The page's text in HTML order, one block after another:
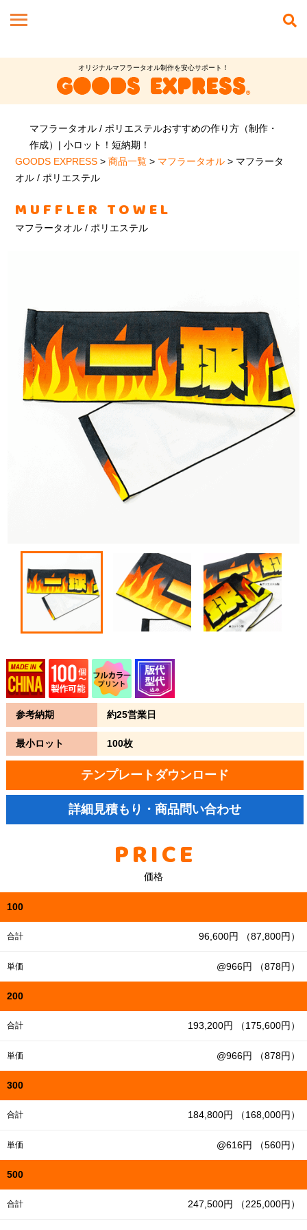
オリジナルマフラータオル制作を安心サポート！
マフラータオル / ポリエステルおすすめの作り方（制作・
作成）| 小ロット！短納期！
GOODS EXPRESS >商品一覧 > マフラータオル > マフラータ
オル / ポリエステル
MUFFLER TOWEL
マフラータオル / ポリエステル
参考納期 約25営業日
最小ロット 100枚
テンプレートダウンロード
詳細見積もり・商品問い合わせ
PRICE
価格
100
合計 96,600円 （87,800円）
単価 @966円 （878円）
200
合計 193,200円 （175,600円）
単価 @966円 （878円）
300
合計 184,800円 （168,000円）
単価 @616円 （560円）
500
合計 247,500円 （225,000円）